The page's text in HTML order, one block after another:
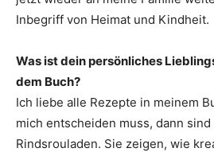
Inbegriff von Heimat und Kindheit.
Was ist dein persönliches
dem Buch?
Ich liebe alle Rezepte in meinem
mich entscheiden muss, dann
Rindsrouladen. Sie zeigen, wie